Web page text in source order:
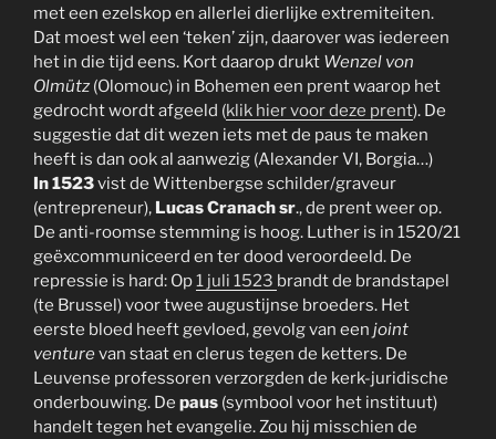
met een ezelskop en allerlei dierlijke extremiteiten.
Dat moest wel een ‘teken’ zijn, daarover was iedereen
het in die tijd eens. Kort daarop drukt Wenzel von
Olmütz (Olomouc) in Bohemen een prent waarop het
gedrocht wordt afgeeld (klik hier voor deze prent). De
suggestie dat dit wezen iets met de paus te maken
heeft is dan ook al aanwezig (Alexander VI, Borgia…)
In 1523vist de Wittenbergse schilder/graveur
(entrepreneur), Lucas Cranach sr., de prent weer op.
De anti-roomse stemming is hoog. Luther is in 1520/21
geëxcommuniceerd en ter dood veroordeeld. De
repressie is hard: Op1 juli 1523 brandt de brandstapel
(te Brussel) voor twee augustijnse broeders. Het
eerste bloed heeft gevloed, gevolg van een joint
venturevan staat en clerus tegen de ketters. De
Leuvense professoren verzorgden de kerk-juridische
onderbouwing. De paus (symbool voor het instituut)
handelt tegen het evangelie. Zou hij misschien de